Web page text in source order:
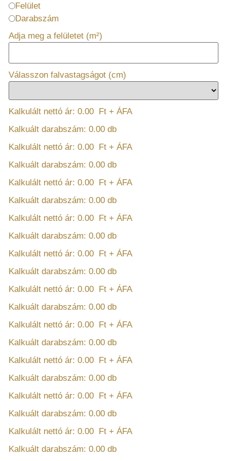
Felület
Darabszám
Adja meg a felületet (m²)
Válasszon falvastagságot (cm)
Kalkulált nettó ár: 0.00 Ft + ÁFA
Kalkuált darabszám: 0.00 db
Kalkulált nettó ár: 0.00 Ft + ÁFA
Kalkuált darabszám: 0.00 db
Kalkulált nettó ár: 0.00 Ft + ÁFA
Kalkuált darabszám: 0.00 db
Kalkulált nettó ár: 0.00 Ft + ÁFA
Kalkuált darabszám: 0.00 db
Kalkulált nettó ár: 0.00 Ft + ÁFA
Kalkuált darabszám: 0.00 db
Kalkulált nettó ár: 0.00 Ft + ÁFA
Kalkuált darabszám: 0.00 db
Kalkulált nettó ár: 0.00 Ft + ÁFA
Kalkuált darabszám: 0.00 db
Kalkulált nettó ár: 0.00 Ft + ÁFA
Kalkuált darabszám: 0.00 db
Kalkulált nettó ár: 0.00 Ft + ÁFA
Kalkuált darabszám: 0.00 db
Kalkulált nettó ár: 0.00 Ft + ÁFA
Kalkuált darabszám: 0.00 db